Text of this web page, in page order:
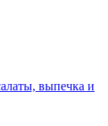
выпечка и